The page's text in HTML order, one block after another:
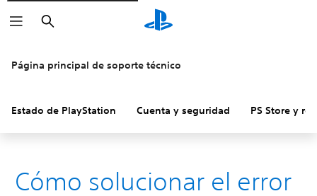
Buscar
Página principal de soporte técnico
Estado de PlayStation Cuenta y seguridad PS Store y
Cómo solucionar el error